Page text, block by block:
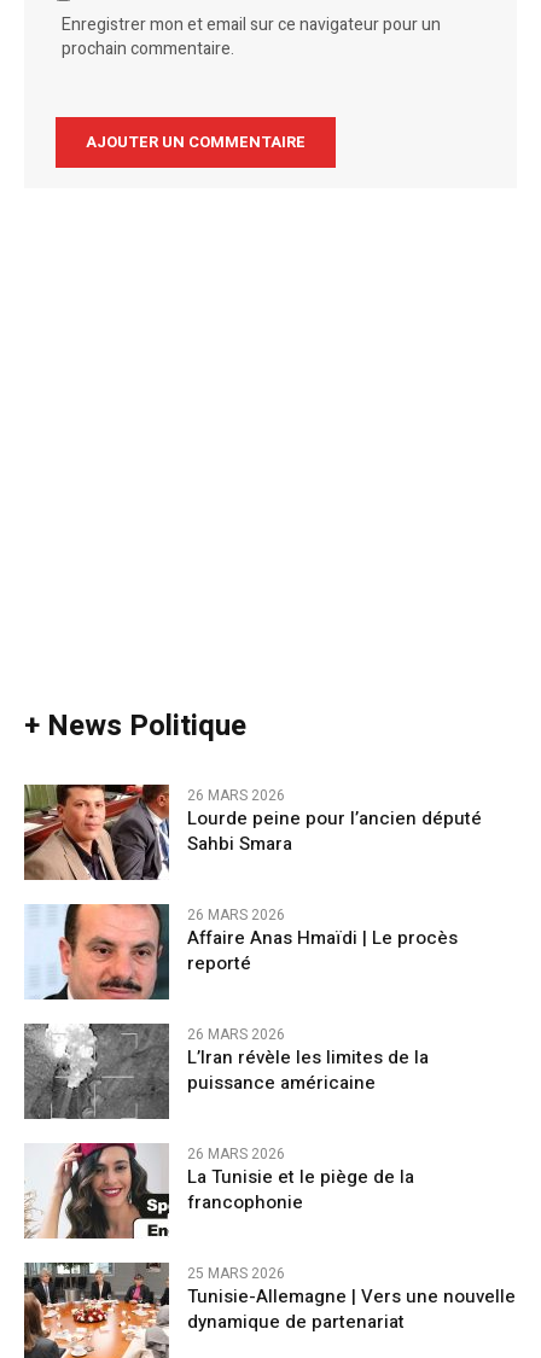
Enregistrer mon et email sur ce navigateur pour un
prochain commentaire.
+ News Politique
26 MARS 2026
Lourde peine pour l’ancien député
Sahbi Smara
26 MARS 2026
Affaire Anas Hmaïdi | Le procès
reporté
26 MARS 2026
L’Iran révèle les limites de la
puissance américaine
26 MARS 2026
La Tunisie et le piège de la
francophonie
25 MARS 2026
Tunisie-Allemagne | Vers une nouvelle
dynamique de partenariat